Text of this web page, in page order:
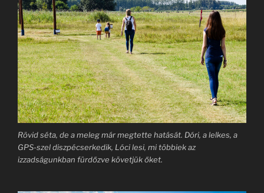
Rövid séta, de a meleg már megtette hatását. Dóri, a lelkes, a
GPS-szel diszpécserkedik, Lóci lesi, mi többiek az
izzadságunkban fürdőzve követjük őket.